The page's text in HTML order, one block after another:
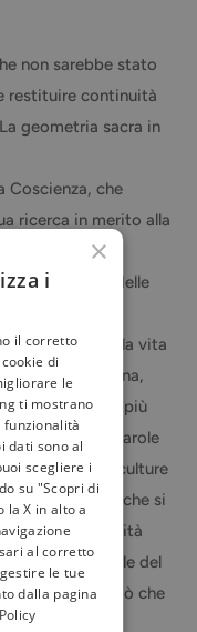
non sarebbe stato
restituire continuità
geometria sacra in
Coscienza, che
ricerca in merito alla
sul fenomeno delle
teoria
l’origine della vita
umana,
con le più
e con le parole
di tutte le culture
l’Uomo – che si
della dualità
inconsapevole del
a specchio, ciò che
×
i
il corretto
di
le
ti mostrano
dati sono al
scegliere i
su "Scopri di
la X in alto a
al corretto
le tue
dalla pagina